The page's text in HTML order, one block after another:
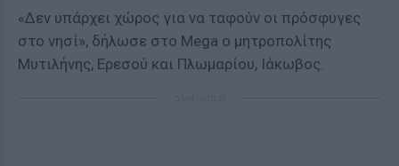
«Δεν υπάρχει χώρος για να ταφούν οι πρόσφυγες
στο νησί», δήλωσε στο Mega ο μητροπολίτης
Μυτιλήνης, Ερεσού και Πλωμαρίου, Ιάκωβος.